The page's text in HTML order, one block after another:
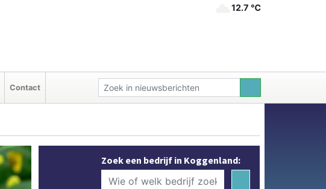
12.7 ℃
Contact
Zoek een bedrijf in Koggenland: